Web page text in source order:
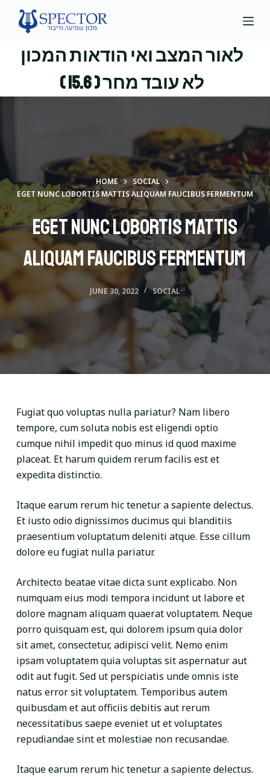
n
לאור המצב ואי הודאות המכון
לא עובד מחר ( 15.6 )
HOME
SOCIAL
EGET NUNC LOBORTIS MATTIS ALIQUAM FAUCIBUS FERMENTUM
Eget nunc lobortis mattis
aliquam faucibus fermentum
JUNE 30, 2022 SOCIAL
Fugiat quo voluptas nulla pariatur? Nam libero
tempore, cum soluta nobis est eligendi optio
cumque nihil impedit quo minus id quod maxime
placeat. Et harum quidem rerum facilis est et
expedita distinctio.
Itaque earum rerum hic tenetur a sapiente delectus.
Et iusto odio dignissimos ducimus qui blanditiis
praesentium voluptatum deleniti atque. Esse cillum
dolore eu fugiat nulla pariatur.
Architecto beatae vitae dicta sunt explicabo. Non
numquam eius modi tempora incidunt ut labore et
dolore magnam aliquam quaerat voluptatem. Neque
porro quisquam est, qui dolorem ipsum quia dolor
sit amet, consectetur, adipisci velit. Nemo enim
ipsam voluptatem quia voluptas sit aspernatur aut
odit aut fugit. Sed ut perspiciatis unde omnis iste
natus error sit voluptatem. Temporibus autem
quibusdam et aut officiis debitis aut rerum
necessitatibus saepe eveniet ut et voluptates
repudiandae sint et molestiae non recusandae.
Itaque earum rerum hic tenetur a sapiente delectus.